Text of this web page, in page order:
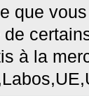
que
à la